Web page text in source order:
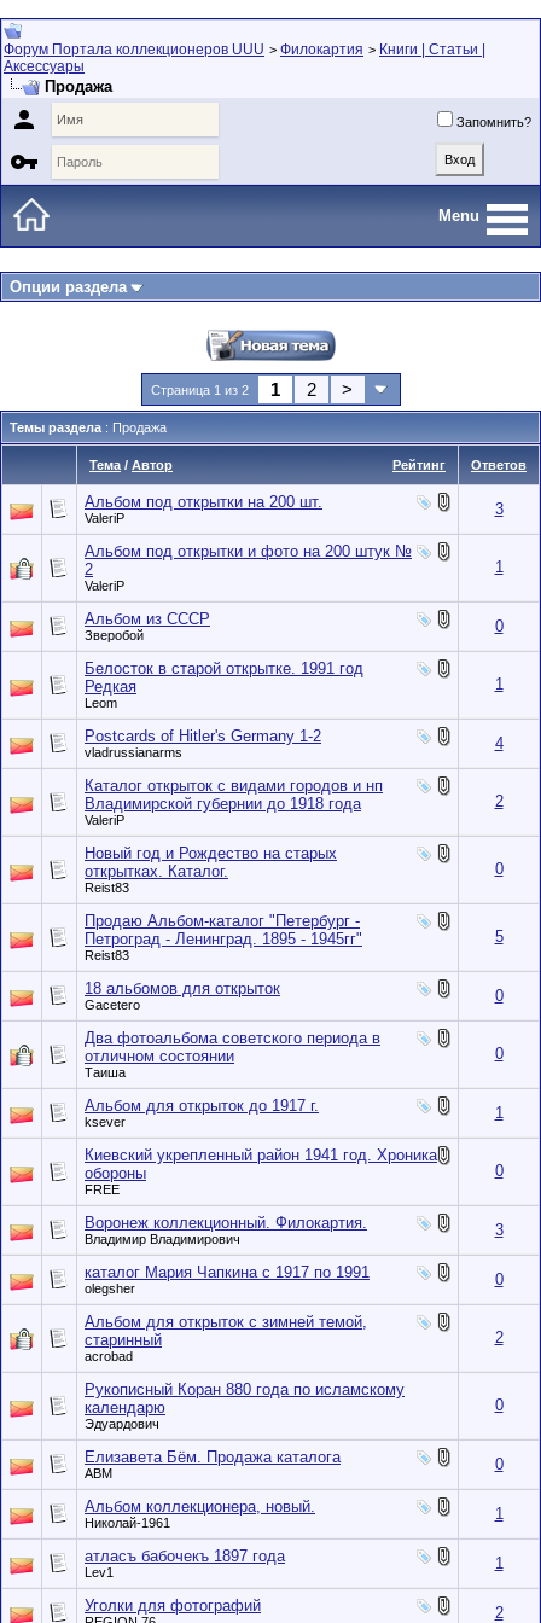
Форум Портала коллекционеров UUU > Филокартия > Книги | Статьи |
Аксессуары
Продажа
 Запомнить?

Menu
Опции раздела
Страница 1 из 2 1 2 >
Темы раздела : Продажа
Рейтинг
Тема / Автор Ответов
Альбом под открытки на 200 шт.
ValeriP 3
Альбом под открытки и фото на 200 штук №
2
ValeriP
1
Альбом из СССР
Зверобой 0
Белосток в старой открытке. 1991 год
Редкая
Leom
1
Postcards of Hitler's Germany 1-2
vladrussianarms 4
Каталог открыток с видами городов и нп
Владимирской губернии до 1918 года
ValeriP
2
Новый год и Рождество на старых
открытках. Каталог.
Reist83
0
Продаю Альбом-каталог "Петербург -
Петроград - Ленинград. 1895 - 1945гг"
Reist83
5
18 альбомов для открыток
Gacetero 0
Два фотоальбома советского периода в
отличном состоянии
Таиша
0
Альбом для открыток до 1917 г.
ksever 1
Киевский укрепленный район 1941 год. Хроника
обороны
FREE
0
Воронеж коллекционный. Филокартия.
Владимир Владимирович 3
каталог Мария Чапкина с 1917 по 1991
olegsher 0
Альбом для открыток с зимней темой,
старинный
acrobad
2
Рукописный Коран 880 года по исламскому
календарю
Эдуардович
0
Елизавета Бём. Продажа каталога
АВМ 0
Альбом коллекционера, новый.
Николай-1961 1
атласъ бабочекъ 1897 года
Lev1 1
Уголки для фотографий 2